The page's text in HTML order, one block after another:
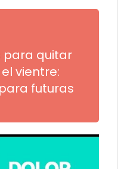
para quitar
vientre:
futuras